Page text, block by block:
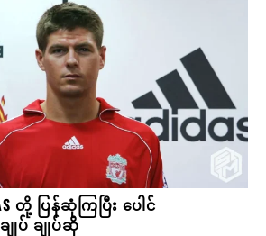
တို့ ပြန်ဆုံကြပြီး ပေါင်
ျုပ် ချုပ်ဆို